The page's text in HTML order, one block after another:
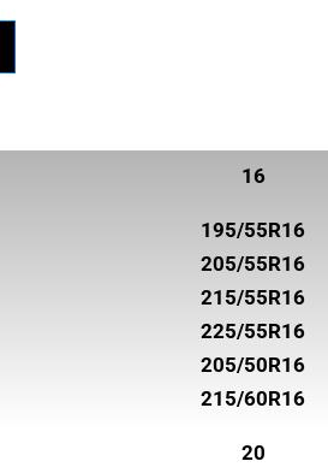
16
195/55R16
205/55R16
215/55R16
225/55R16
205/50R16
215/60R16
20